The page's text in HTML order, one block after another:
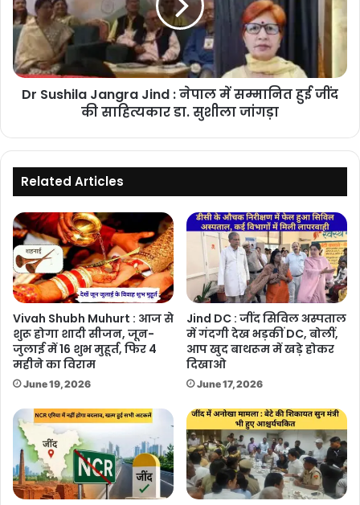
:
नेपाल
में
सम्मानित
हुई
जींद
जांगड़ा
Dr Sushila Jangra Jind : नेपाल में सम्मानित हुई जींद
की साहित्यकार डा. सुशीला जांगड़ा
Related Articles
Vivah Shubh Muhurt : आज से
शुरू होगा शादी सीजन, जून-
जुलाई में 16 शुभ मुहूर्त, फिर 4
महीने का विराम
June 19, 2026
Jind DC : जींद सिविल अस्पताल
में गंदगी देख भड़कीं DC, बोलीं,
आप खुद बाथरूम में खड़े होकर
दिखाओ
June 17, 2026